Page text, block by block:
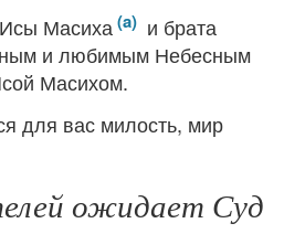
Масиха
и брата
и любимым Небесным
Масихом.
для вас милость, мир
ожидает Суд